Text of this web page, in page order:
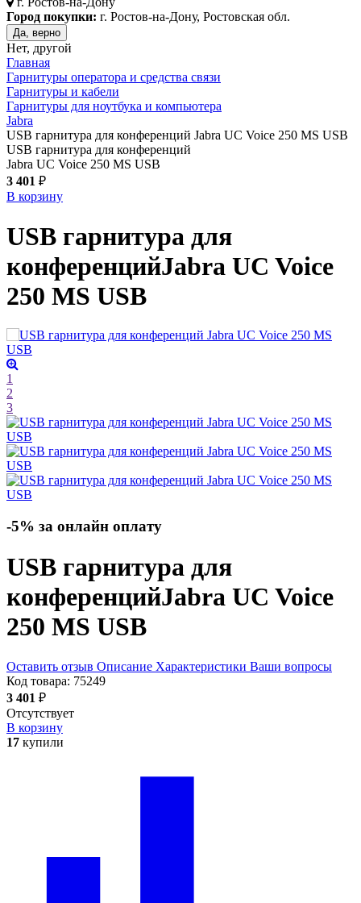
Город покупки: г. Ростов-на-Дону, Ростовская обл.
Да, верно
Нет, другой
Главная
Гарнитуры оператора и средства связи
Гарнитуры и кабели
Гарнитуры для ноутбука и компьютера
Jabra
USB гарнитура для конференций Jabra UC Voice 250 MS USB
USB гарнитура для конференций
Jabra UC Voice 250 MS USB
3 401 ₽
В корзину
USB гарнитура для
конференцийJabra UC Voice
250 MS USB
1
2
3
-5% за онлайн оплату
USB гарнитура для
конференцийJabra UC Voice
250 MS USB
Оставить отзыв Описание Характеристики Ваши вопросы
Код товара: 75249
3 401 ₽
Отсутствует
В корзину
17 купили